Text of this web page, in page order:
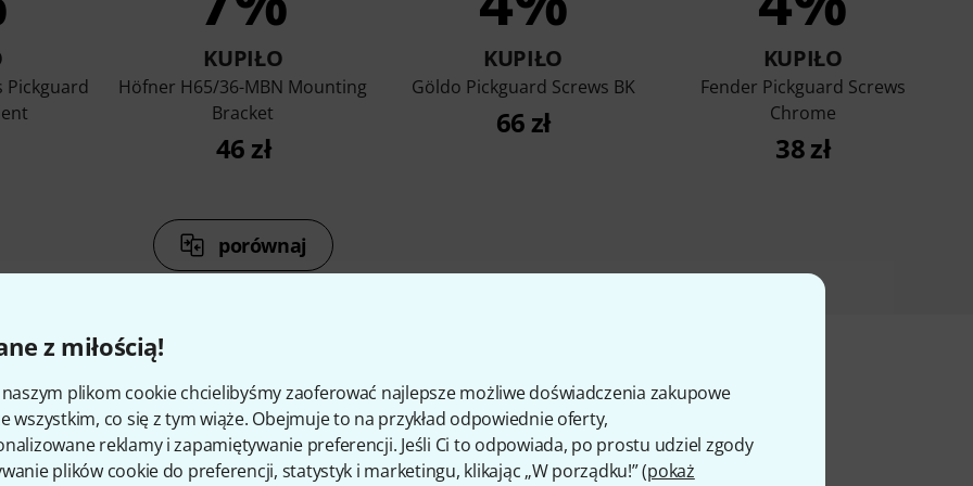
z miłością!
naszym plikom cookie chcielibyśmy zaoferować najlepsze możliwe doświadczenia zakupowe
wszystkim, co się z tym wiąże. Obejmuje to na przykład odpowiednie oferty,
reklamy i zapamiętywanie preferencji. Jeśli Ci to odpowiada, po prostu udziel zgody
plików cookie do preferencji, statystyk i marketingu, klikając „W porządku!” (pokaż
Pickguard
KUPIŁO
Höfner H65/36-MBN Mounting
Bracket
46 zł
KUPIŁO
Göldo Pickguard Screws BK
66 zł
KUPIŁO
Fender Pickguard Screws
Chrome
38 zł
porównaj
i pasujące produkty